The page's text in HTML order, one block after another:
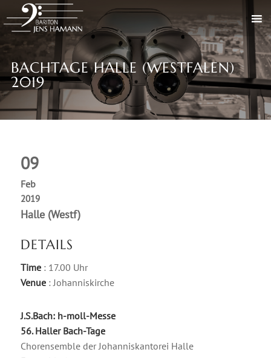
BACHTAGE HALLE (WESTFALEN)
2019
09
Feb
2019
Halle (Westf)
DETAILS
Time : 17.00 Uhr
Venue : Johanniskirche
J.S.Bach: h-moll-Messe
56. Haller Bach-Tage
Chorensemble der Johanniskantorei Halle